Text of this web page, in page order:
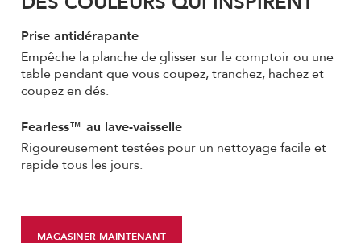
Prise antidérapante
Empêche la planche de glisser sur le comptoir ou une
table pendant que vous coupez, tranchez, hachez et
coupez en dés.
Fearless™ au lave-vaisselle
Rigoureusement testées pour un nettoyage facile et
rapide tous les jours.
MAGASINER MAINTENANT